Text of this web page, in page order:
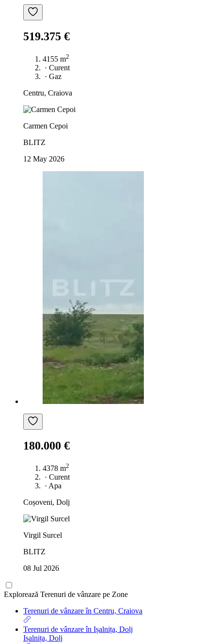
519.375 €
4155 m2
· Curent
· Gaz
Centru, Craiova
Carmen Cepoi
BLITZ
12 May 2026
180.000 €
4378 m2
· Curent
· Apa
Coșoveni, Dolj
Virgil Surcel
BLITZ
08 Jul 2026
Explorează Terenuri de vânzare pe Zone
Terenuri de vânzare în Centru, Craiova
Terenuri de vânzare în Ișalnița, Dolj
Ișalnița, Dolj